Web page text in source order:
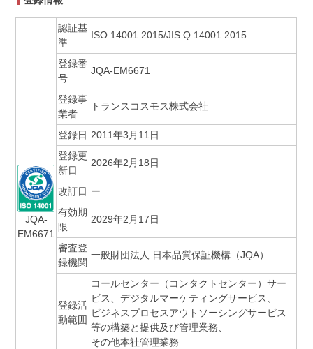
JQA-
EM6671
認証基
準
ISO 14001:2015/JIS Q 14001:2015
登録番
号
JQA-EM6671
登録事
業者
トランスコスモス株式会社
登録日 2011年3月11日
登録更
新日
2026年2月18日
改訂日 ー
有効期
限
2029年2月17日
審査登
録機関
一般財団法人 日本品質保証機構（JQA）
登録活
動範囲
コールセンター（コンタクトセンター）サー
ビス、デジタルマーケティングサービス、
ビジネスプロセスアウトソーシングサービス
等の構築と提供及び管理業務、
その他本社管理業務